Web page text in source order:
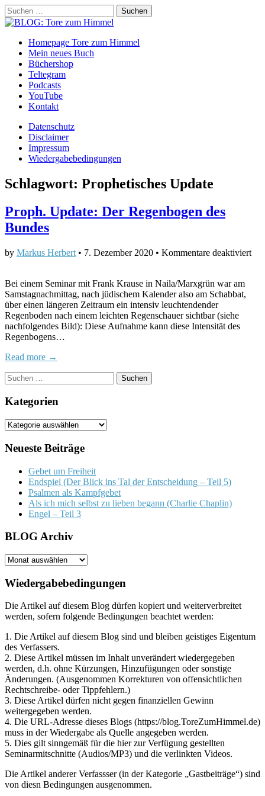
Suchen
nach:
Main
menu
Skip
content
Homepage Tore zum Himmel
Mein neues Buch
Büchershop
Teltegram
Podcasts
YouTube
Kontakt
Sub
menu
Datenschutz
Disclaimer
Impressum
Wiedergabebedingungen
Schlagwort: Prophetisches Update
Proph. Update: Der Regenbogen des
Bundes
by Markus Herbert • 7. Dezember 2020 • Kommentare deaktiviertfür
Bei einem Seminar mit Frank Krause in Naila/Marxgrün war am
Samstagnachmittag, nach jüdischem Kalender also am Schabbat,
über einen längeren Zeitraum ein intensiv leuchtendender
Regenboden nach einem leichten Regenschauer sichtbar (siehe
nachfolgendes Bild): Diese Aufnahme kann diese Intensität des
Regenbogens…
Read more →
Suchen
nach:
Kategorien
Kategorien
Neueste Beiträge
Gebet um Freiheit
Endspiel (Der Blick ins Tal der Entscheidung – Teil 5)
Psalmen als Kampfgebet
Als ich mich selbst zu lieben begann (Charlie Chaplin)
Engel – Teil 3
BLOG Archiv
BLOG
Wiedergabebedingungen
Die Artikel auf diesem Blog dürfen kopiert und weiterverbreitet
werden, sofern folgende Bedingungen beachtet werden:
1. Die Artikel auf diesem Blog sind und bleiben geistiges Eigentum
des Verfassers.
2. Diese Artikel müssen im Inhalt unverändert wiedergegeben
werden, d.h. ohne Kürzungen, Hinzufügungen oder sonstige
Änderungen. (Ausgenommen Korrekturen von offensichtlichen
Rechtschreibe- oder Tippfehlern.)
3. Diese Artikel dürfen nicht gegen finanziellen Gewinn
weitergegeben werden.
4. Die URL-Adresse dieses Blogs (https://blog.ToreZumHimmel.de)
muss in der Wiedergabe als Quelle angegeben werden.
5. Dies gilt sinngemäß für die hier zur Verfügung gestellten
Seminarmitschnitte (Audios/MP3) und die verlinkten Videos.
Die Artikel anderer Verfassser (in der Kategorie „Gastbeiträge“) sind
von diesn Bedingungen ausgenommen.